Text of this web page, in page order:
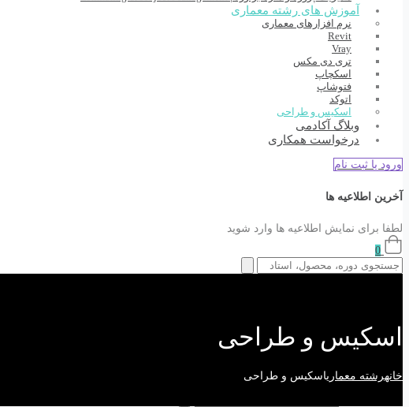
آموزش های رشته معماری
نرم افزارهای معماری
Revit
Vray
تری دی مکس
اسکچاپ
فتوشاپ
اتوکد
اسکیس و طراحی
وبلاگ آکادمی
درخواست همکاری
ورود یا ثبت نام
آخرین اطلاعیه ها
لطفا برای نمایش اطلاعیه ها وارد شوید
0
اسکیس و طراحی
خانهرشته معماریاسکیس و طراحی